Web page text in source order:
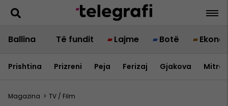
Ballina Të fundit Lajme Botë
Prishtina Prizreni Peja Ferizaj Gjakova
Magazina > TV / Film